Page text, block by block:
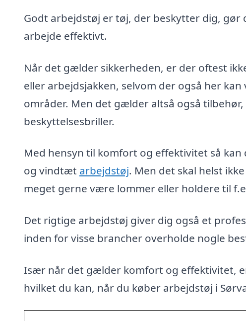
Godt arbejdstøj er tøj, der beskytter dig,
arbejde effektivt.
Når det gælder sikkerheden, er der oftest
eller arbejdsjakken, selvom der også her
områder. Men det gælder altså også
beskyttelsesbriller.
Med hensyn til komfort og effektivitet så
og vindtæt arbejdstøj. Men det skal helst
meget gerne være lommer eller holdere til
Det rigtige arbejdstøj giver dig også et
inden for visse brancher overholde nogle
Især når det gælder komfort og effektivitet,
hvilket du kan, når du køber arbejdstøj i